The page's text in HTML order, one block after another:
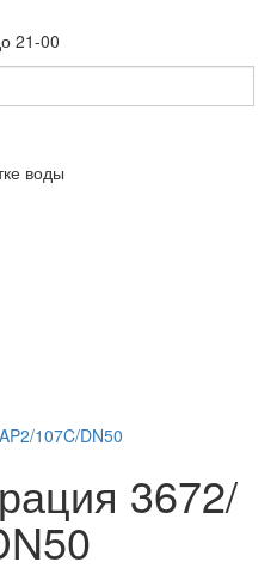
21-00
воды
107C/DN50
3672/